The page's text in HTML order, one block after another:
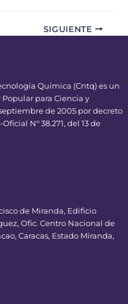
SIGUIENTE
Química (Cntq) es un
para Ciencia y
de 2005 por decreto
N° 38.271, del 13 de
de Miranda, Edificio
Ofic. Centro Nacional de
Caracas, Estado Miranda,